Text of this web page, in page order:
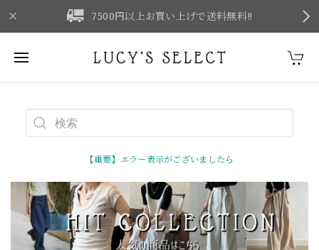
7500円以上お買い上げで送料無料‼
【重要】エラー表示がございましたら